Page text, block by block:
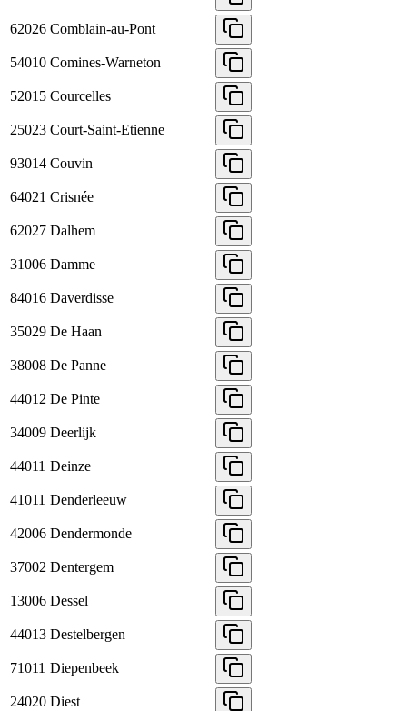
62026 Comblain-au-Pont
54010 Comines-Warneton
52015 Courcelles
25023 Court-Saint-Etienne
93014 Couvin
64021 Crisnée
62027 Dalhem
31006 Damme
84016 Daverdisse
35029 De Haan
38008 De Panne
44012 De Pinte
34009 Deerlijk
44011 Deinze
41011 Denderleeuw
42006 Dendermonde
37002 Dentergem
13006 Dessel
44013 Destelbergen
71011 Diepenbeek
24020 Diest